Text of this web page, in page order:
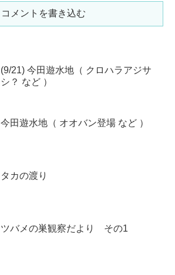
コメントを書き込む
(9/21) 今田遊水地（ クロハラアジサ
シ？ など ）
今田遊水地（ オオバン登場 など ）
タカの渡り
ツバメの巣観察だより その1